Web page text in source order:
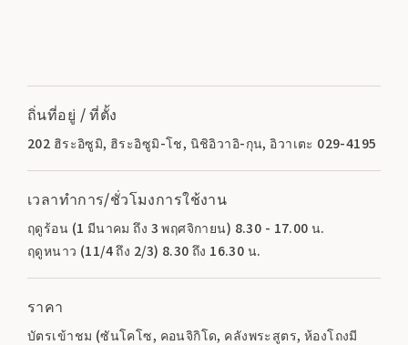
ถิ่นที่อยู่ / ที่ตั้ง
202 ฮิระอิซูมิ, ฮิระอิซูมิ-โช, นิชิอิวาอิ-กุน, อิวาเตะ 029-4195
เวลาทำการ/ชั่วโมงการใช้งาน
ฤดูร้อน (1 มีนาคม ถึง 3 พฤศจิกายน) 8.30 - 17.00 น.
ฤดูหนาว (11/4 ถึง 2/3) 8.30 ถึง 16.30 น.
ราคา
บัตรเข้าชม (ซันโคโซ, คอนจิกิโด, คลังพระสูตร, ห้องโถงมี